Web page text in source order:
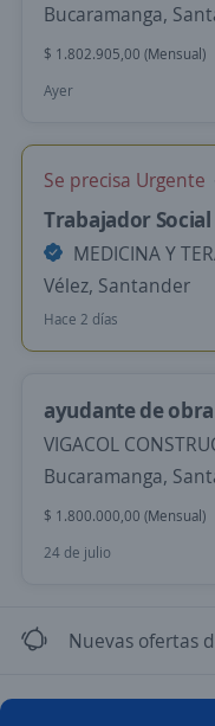
Bucaramanga,
$ 1.802.905,00 (Mensual)
Ayer
Se precisa Urgente
Trabajador Social
MEDICINA Y
Vélez, Santander
Hace 2 días
ayudante de obra
VIGACOL
Bucaramanga,
$ 1.800.000,00 (Mensual)
24 de julio
Nuevas ofertas